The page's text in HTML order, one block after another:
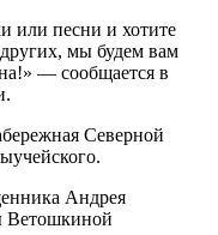
или песни и хотите
мы будем вам
— сообщается в
Северной
Андрея
Ветошкиной